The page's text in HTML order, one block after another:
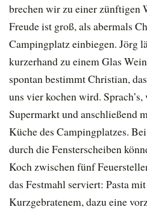
brechen wir zu einer zünftigen
Freude ist groß, als abermals
Campingplatz einbiegen. Jörg
kurzerhand zu einem Glas
spontan bestimmt Christian,
uns vier kochen wird.
Supermarkt und anschließend
Küche des Campingplatzes.
durch die Fensterscheiben
Koch zwischen fünf
das Festmahl serviert: Pasta
Kurzgebratenem, dazu eine